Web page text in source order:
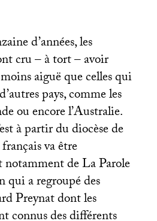
d’années, les
cru – à tort – avoir
aiguë que celles qui
pays, comme les
ou encore l’Australie.
à partir du diocèse de
va être
de La Parole
qui a regroupé des
Preynat dont les